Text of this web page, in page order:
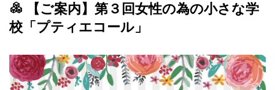
【ご案内】第３回女性の為の小さな学
校「プティエコール」